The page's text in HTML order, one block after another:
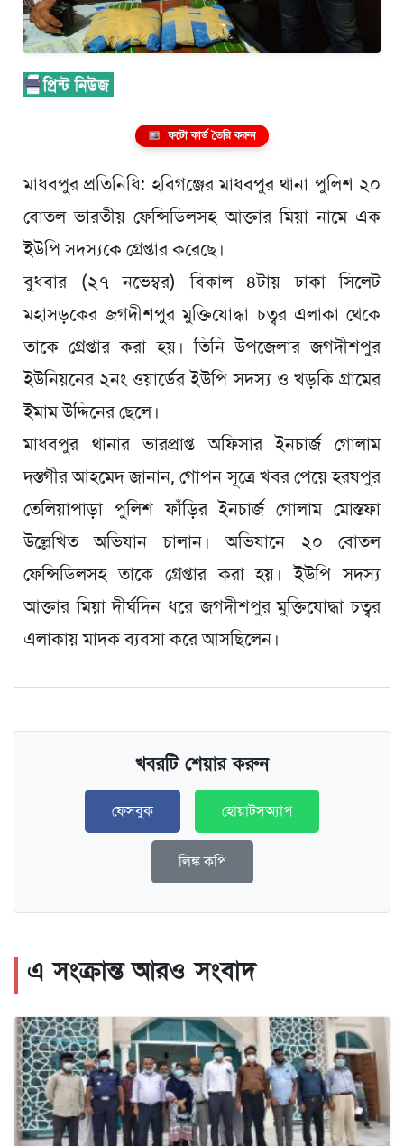
ফটো কার্ড তৈরি করুন
মাধবপুর প্রতিনিধি: হবিগঞ্জের মাধবপুর থানা পুলিশ ২০
বোতল ভারতীয় ফেন্সিডিলসহ আক্তার মিয়া নামে এক
ইউপি সদস্যকে গ্রেপ্তার করেছে।
বুধবার (২৭ নভেম্বর) বিকাল ৪টায় ঢাকা সিলেট
মহাসড়কের জগদীশপুর মুক্তিযোদ্ধা চত্বর এলাকা থেকে
তাকে গ্রেপ্তার করা হয়। তিনি উপজেলার জগদীশপুর
ইউনিয়নের ২নং ওয়ার্ডের ইউপি সদস্য ও খড়কি গ্রামের
ইমাম উদ্দিনের ছেলে।
মাধবপুর থানার ভারপ্রাপ্ত অফিসার ইনচার্জ গোলাম
দস্তগীর আহমেদ জানান, গোপন সূত্রে খবর পেয়ে হরষপুর
তেলিয়াপাড়া পুলিশ ফাঁড়ির ইনচার্জ গোলাম মোস্তফা
উল্লেখিত অভিযান চালান। অভিযানে ২০ বোতল
ফেন্সিডিলসহ তাকে গ্রেপ্তার করা হয়। ইউপি সদস্য
আক্তার মিয়া দীর্ঘদিন ধরে জগদীশপুর মুক্তিযোদ্ধা চত্বর
এলাকায় মাদক ব্যবসা করে আসছিলেন।
খবরটি শেয়ার করুন
ফেসবুক হোয়াটসঅ্যাপ
লিঙ্ক কপি
এ সংক্রান্ত আরও সংবাদ